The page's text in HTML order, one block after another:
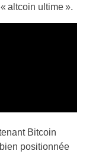
altcoin ultime ».
Bitcoin
positionnée